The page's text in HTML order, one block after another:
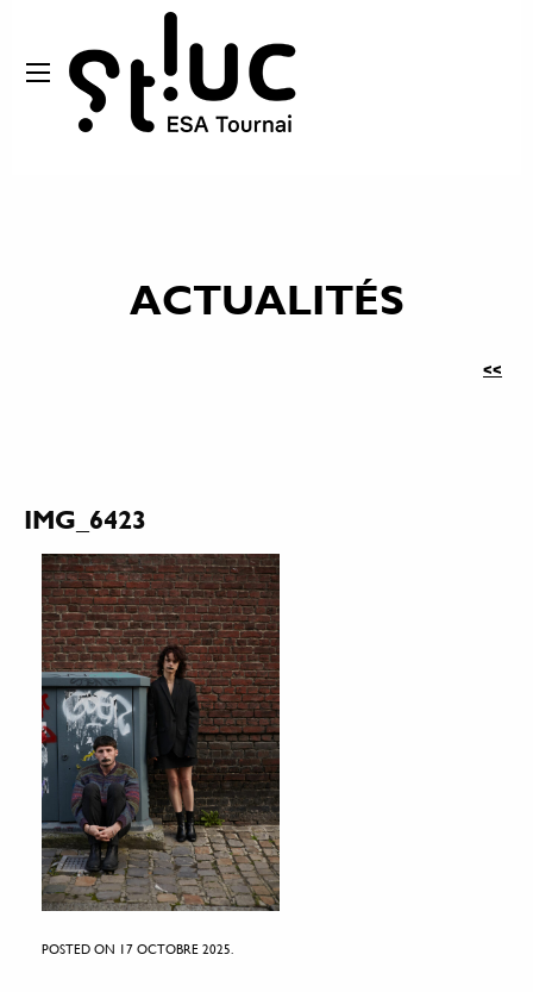
ACTUALITÉS
<<
IMG_6423
POSTED ON 17 OCTOBRE 2025.